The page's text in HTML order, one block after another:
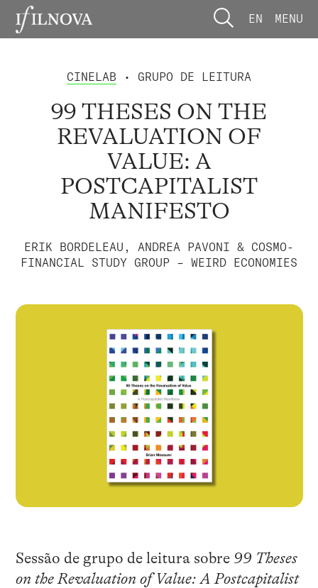
EN MENU
CINELAB • GRUPO DE LEITURA
99 THESES ON THE
REVALUATION OF
VALUE: A
POSTCAPITALIST
MANIFESTO
ERIK BORDELEAU, ANDREA PAVONI & COSMO-
FINANCIAL STUDY GROUP – WEIRD ECONOMIES
Sessão de grupo de leitura sobre 99 Theses
on the Revaluation of Value: A Postcapitalist